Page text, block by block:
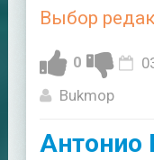
Выбор
0
Bukmop
Антонио